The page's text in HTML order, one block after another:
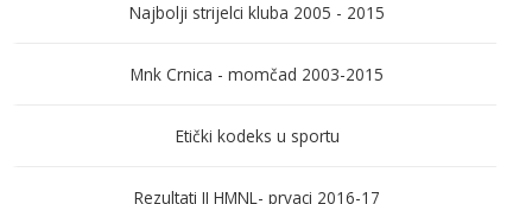
Najbolji strijelci kluba 2005 - 2015
Mnk Crnica - momčad 2003-2015
Etički kodeks u sportu
Rezultati II HMNL- prvaci 2016-17